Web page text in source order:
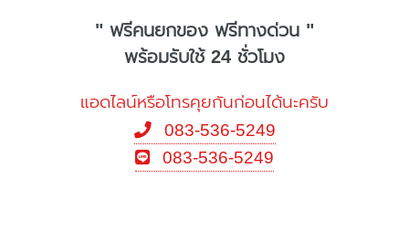
" ฟรีคนยกของ ฟรีทางด่วน "
พร้อมรับใช้ 24 ชั่วโมง
แอดไลน์หรือโทรคุยกันก่อนได้นะครับ
083-536-5249
083-536-5249